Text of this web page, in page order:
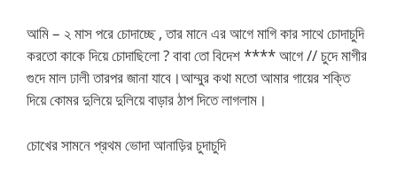
আমি – ২ মাস পরে চোদাচ্ছে , তার মানে এর আগে মাগি কার সাথে চোদাচুদি
করতো কাকে দিয়ে চোদাছিলো ? বাবা তো বিদেশ **** আগে // চুদে মাগীর
গুদে মাল ঢালী তারপর জানা যাবে।আম্মুর কথা মতো আমার গায়ের শক্তি
দিয়ে কোমর দুলিয়ে দুলিয়ে বাড়ার ঠাপ দিতে লাগলাম।
চোখের সামনে প্রথম ভোদা আনাড়ির চুদাচুদি